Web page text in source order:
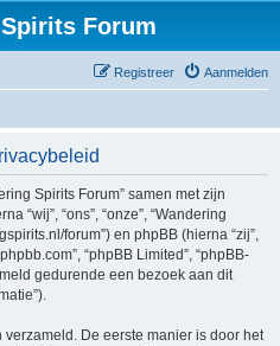
Forum
Aanmelden
Registreer
Spirits Forum” samen met zijn
“wij”, “ons”, “onze”, “Wandering
forum”) en phpBB (hierna “zij”,
“phpBB Limited”, “phpBB-
gedurende een bezoek aan dit
De eerste manier is door het